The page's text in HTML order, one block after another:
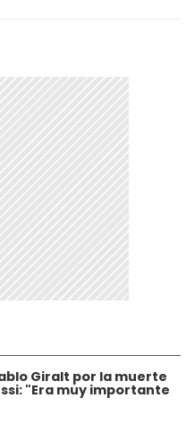
Giralt por la muerte
"Era muy importante